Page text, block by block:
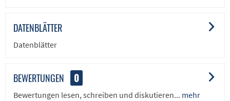
DATENBLÄTTER
Datenblätter
BEWERTUNGEN 0
Bewertungen lesen, schreiben und diskutieren... mehr